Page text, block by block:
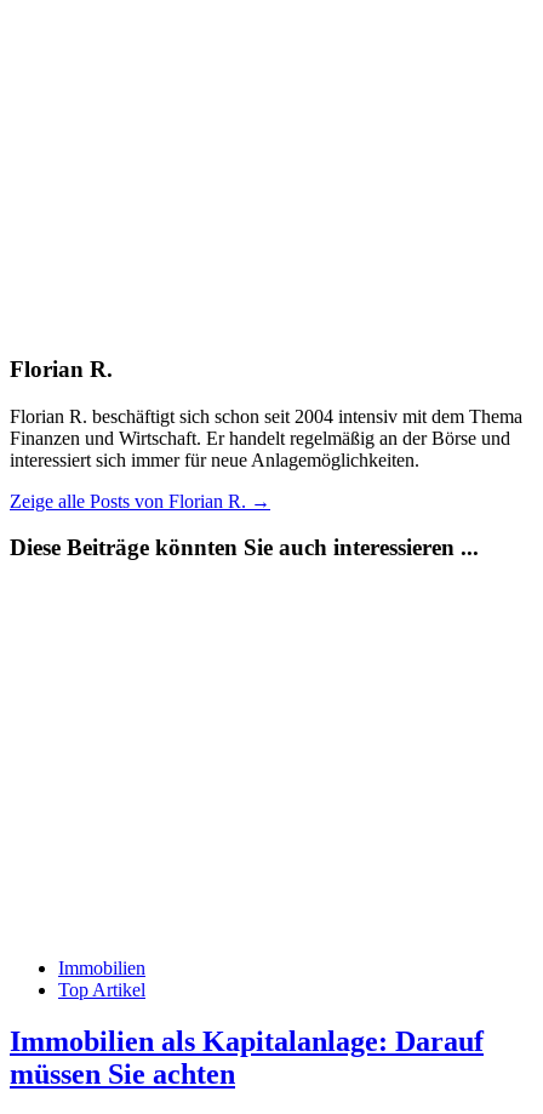
Florian R.
Florian R. beschäftigt sich schon seit 2004 intensiv mit dem Thema
Finanzen und Wirtschaft. Er handelt regelmäßig an der Börse und
interessiert sich immer für neue Anlagemöglichkeiten.
Zeige alle Posts von Florian R. →
Diese Beiträge könnten Sie auch interessieren ...
Immobilien
Top Artikel
Immobilien als Kapitalanlage: Darauf
müssen Sie achten